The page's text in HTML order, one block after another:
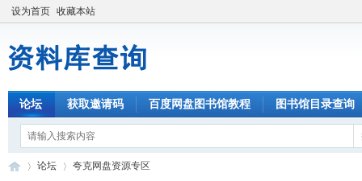
设为首页 收藏本站
论坛 获取邀请码 百度网盘图书馆教程 图书馆目录查询
论坛 夸克网盘资源专区